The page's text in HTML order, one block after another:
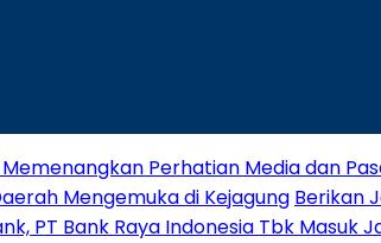
Memenangkan Perhatian Media dan
Mengemuka di Kejagung Berikan
PT Bank Raya Indonesia Tbk Masuk